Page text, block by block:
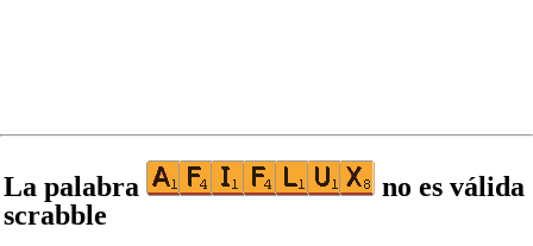
La palabra
no es válida
scrabble